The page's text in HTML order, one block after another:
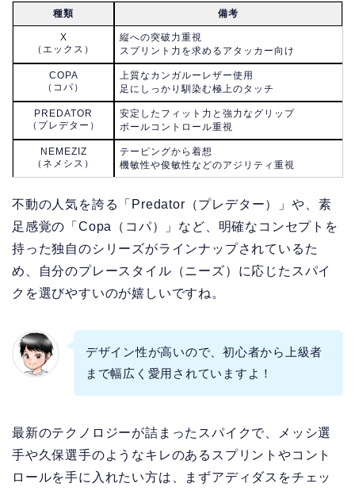
種類 備考
X
（エックス）
縦への突破力重視
スプリント力を求めるアタッカー向け
COPA
（コパ）
上質なカンガルーレザー使用
足にしっかり馴染む極上のタッチ
PREDATOR
（プレデター）
安定したフィット力と強力なグリップ
ボールコントロール重視
NEMEZIZ
（ネメシス）
テーピングから着想
機敏性や俊敏性などのアジリティ重視
不動の人気を誇る「Predator（プレデター）」や、素
足感覚の「Copa（コパ）」など、明確なコンセプトを
持った独自のシリーズがラインナップされているた
め、自分のプレースタイル（ニーズ）に応じたスパイ
クを選びやすいのが嬉しいですね。
デザイン性が高いので、初心者から上級者
まで幅広く愛用されていますよ！
最新のテクノロジーが詰まったスパイクで、メッシ選
手や久保選手のようなキレのあるスプリントやコント
ロールを手に入れたい方は、まずアディダスをチェッ